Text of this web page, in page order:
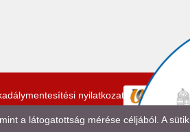
nyilatkozat
a látogatottság mérése céljából. A sütik